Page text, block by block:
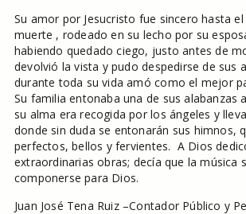
Su amor por Jesucristo fue sincero hasta
muerte , rodeado en su lecho por su
habiendo quedado ciego, justo antes de
devolvió la vista y pudo despedirse de sus
durante toda su vida amó como el mejor
Su familia entonaba una de sus alabanzas
su alma era recogida por los ángeles y
donde sin duda se entonarán sus himnos,
perfectos, bellos y fervientes. A Dios
extraordinarias obras; decía que la música
componerse para Dios.
Juan José Tena Ruiz –Contador Público y